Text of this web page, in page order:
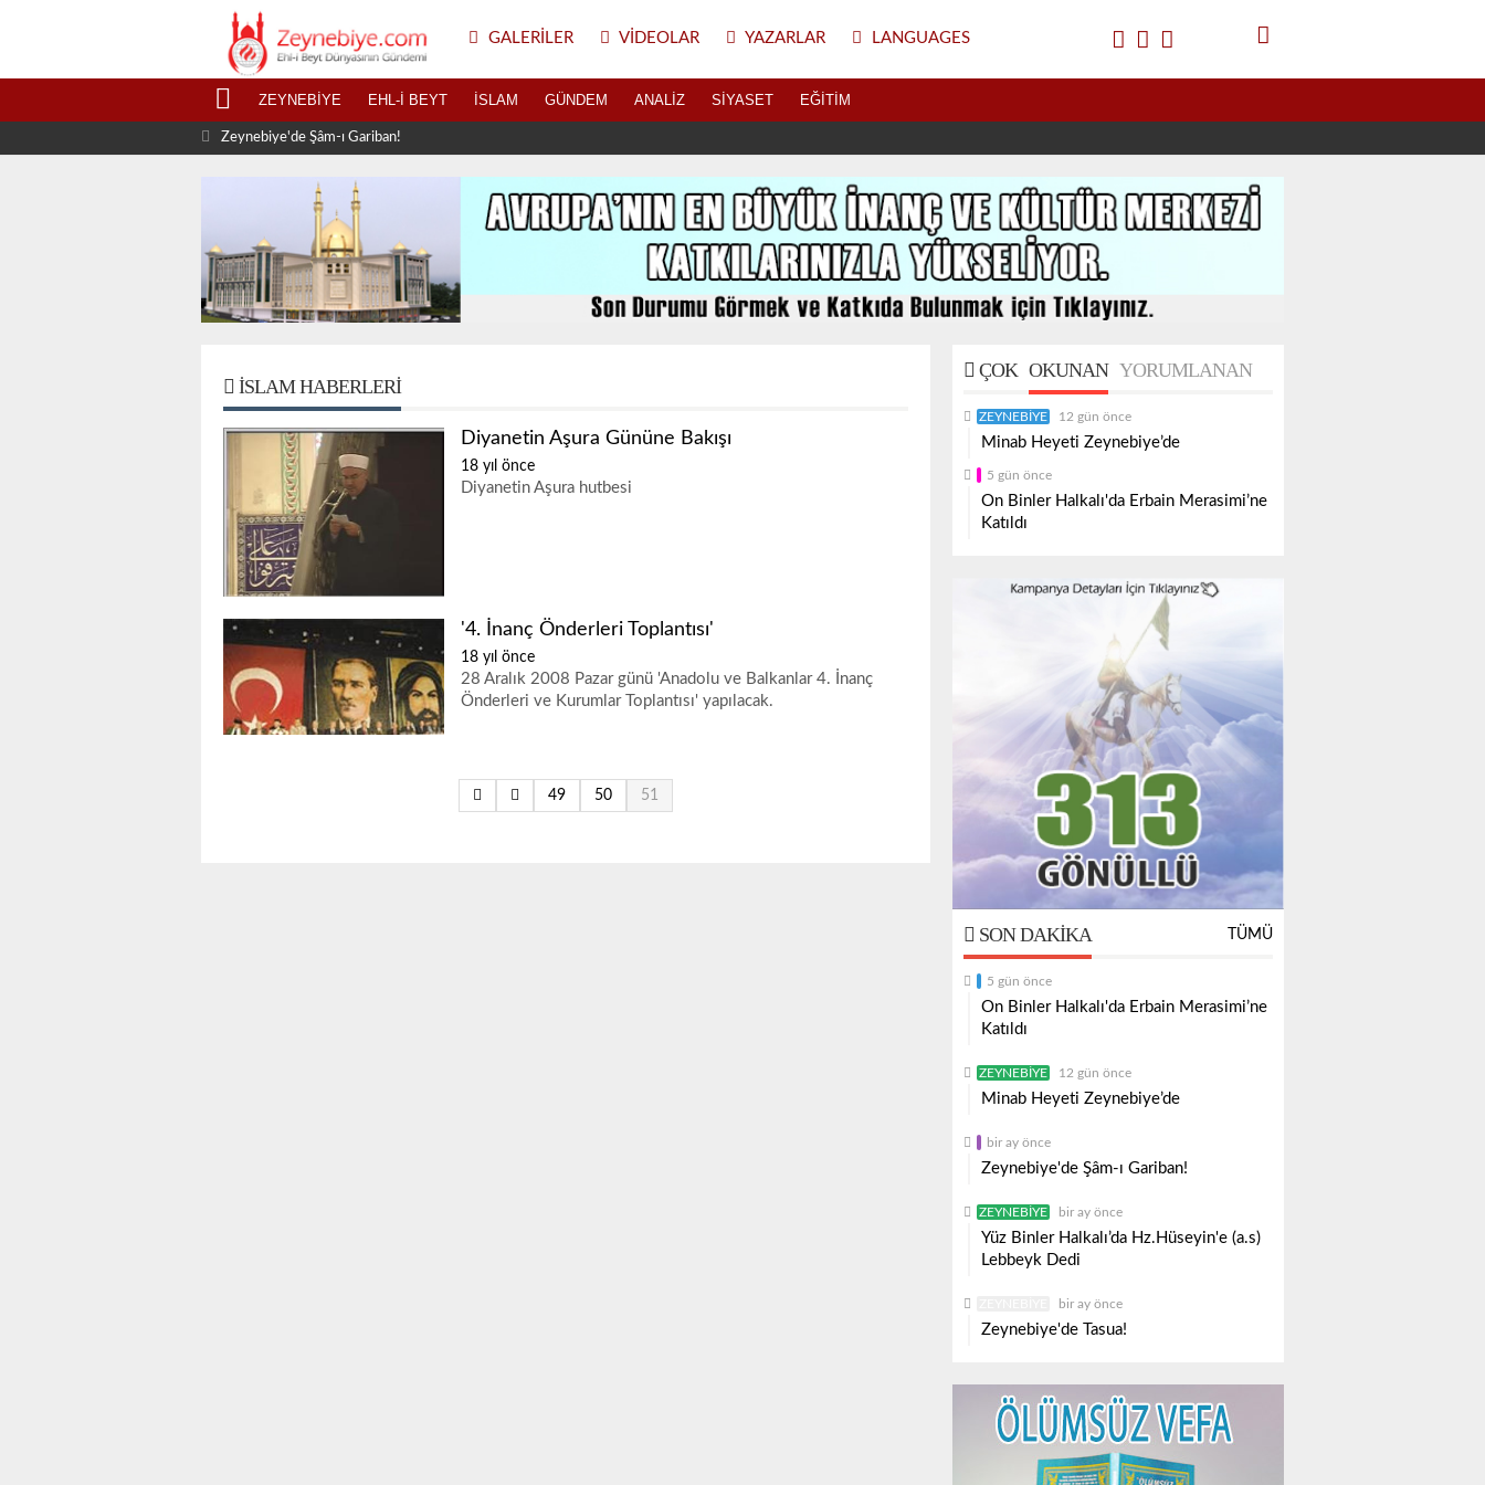
GALERILER VIDEOLAR YAZARLAR LANGUAGES
ZEYNEBIYE EHL-I BEYT İSLAM GÜNDEM ANALIZ SIYASET EĞITIM
Zeynebiye'de Şâm-ı Gariban!
İSLAM HABERLERI
Diyanetin Aşura Gününe Bakışı
18 yıl önce
Diyanetin Aşura hutbesi
'4. İnanç Önderleri Toplantısı'
18 yıl önce
28 Aralık 2008 Pazar günü 'Anadolu ve Balkanlar 4. İnanç
Önderleri ve Kurumlar Toplantısı' yapılacak.
49 50 51
ÇOK OKUNAN YORUMLANAN
ZEYNEBIYE 12 gün önce
Minab Heyeti Zeynebiye’de
5 gün önce
On Binler Halkalı'da Erbain Merasimi’ne
Katıldı
SON DAKIKA TÜMÜ
5 gün önce
On Binler Halkalı'da Erbain Merasimi’ne
Katıldı
ZEYNEBIYE 12 gün önce
Minab Heyeti Zeynebiye’de
bir ay önce
Zeynebiye'de Şâm-ı Gariban!
ZEYNEBIYE bir ay önce
Yüz Binler Halkalı’da Hz.Hüseyin'e (a.s)
Lebbeyk Dedi
bir ay önce
Zeynebiye'de Tasua!